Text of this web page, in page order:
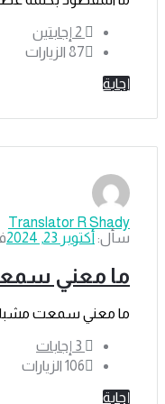
‫2 إجابتين
87 الزيارات
إجابة
Translator R Shady
سأل: أكتوبر 23, 2024
ما معني
ما معني سمعت مشبك
‫3 إجابات
106 الزيارات
إجابة